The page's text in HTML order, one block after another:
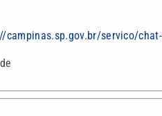
campinas.sp.gov.br/servico/chat-